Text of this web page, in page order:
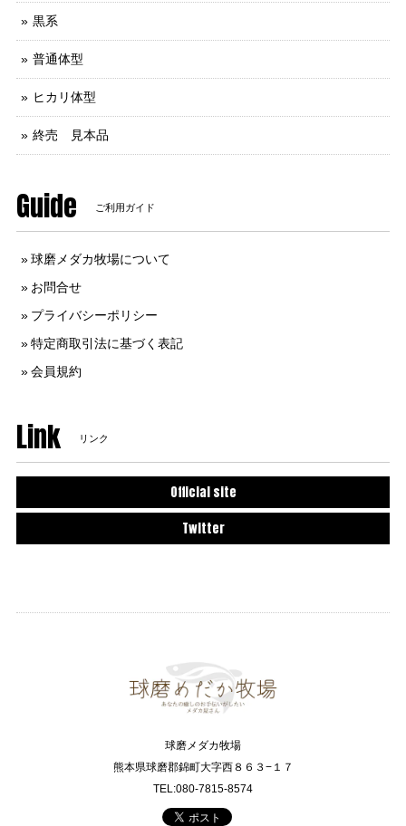
黒系
普通体型
ヒカリ体型
終売 見本品
Guide ご利用ガイド
球磨メダカ牧場について
お問合せ
プライバシーポリシー
特定商取引法に基づく表記
会員規約
Link リンク
Official site
Twitter
球磨メダカ牧場
熊本県球磨郡錦町大字西８６３−１７
TEL:080-7815-8574